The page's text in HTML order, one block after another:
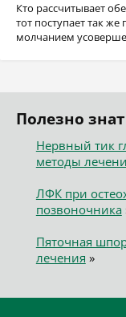
Кто рассчитывает
тот поступает так
молчанием
Полезно
Нервный тик
методы
ЛФК при
позвоночника
Пяточная
лечения »